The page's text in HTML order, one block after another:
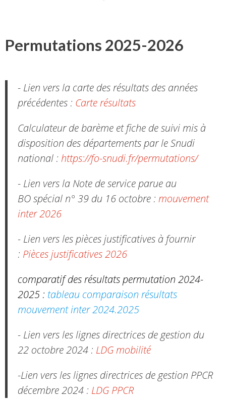
Permutations 2025-2026
- Lien vers la carte des résultats des années
précédentes : Carte résultats
Calculateur de barème et fiche de suivi mis à
disposition des départements par le Snudi
national : https://fo-snudi.fr/permutations/
- Lien vers la Note de service parue au
BO spécial n° 39 du 16 octobre : mouvement
inter 2026
- Lien vers les pièces justificatives à fournir
: Pièces justificatives 2026
comparatif des résultats permutation 2024-
2025 : tableau comparaison résultats
mouvement inter 2024.2025
- Lien vers les lignes directrices de gestion du
22 octobre 2024 : LDG mobilité
-Lien vers les lignes directrices de gestion PPCR
décembre 2024 : LDG PPCR